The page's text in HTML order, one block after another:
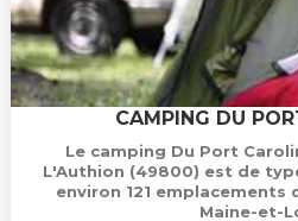
CAMPING DU
Le camping Du Port
L'Authion (49800) est de
environ 121
Maine-et-